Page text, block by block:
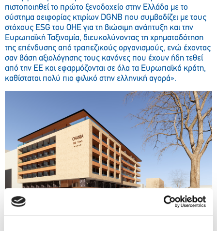
πιστοποιηθεί το πρώτο ξενοδοχείο στην Ελλάδα με το
σύστημα αειφορίας κτιρίων DGNB που συμβαδίζει με τους
στόχους ESG του ΟΗΕ για τη βιώσιμη ανάπτυξη και την
Ευρωπαϊκή Ταξινομία, διευκολύνοντας τη χρηματοδότηση
της επένδυσης από τραπεζικούς οργανισμούς, ενώ έχοντας
σαν βάση αξιολόγησης τους κανόνες που έχουν ήδη τεθεί
από την ΕΕ και εφαρμόζονται σε όλα τα Ευρωπαϊκά κράτη,
καθίσταται πολύ πιο φιλικό στην ελληνική αγορά».